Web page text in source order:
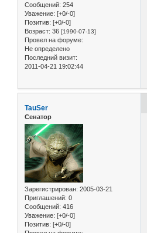
Сообщений: 254
Уважение: [+0/-0]
Позитив: [+0/-0]
Возраст: 36 [1990-07-13]
Провел на форуме:
Не определено
Последний визит:
2011-04-21 19:02:44
TauSer
Сенатор
Зарегистрирован: 2005-03-21
Приглашений: 0
Сообщений: 416
Уважение: [+0/-0]
Позитив: [+0/-0]